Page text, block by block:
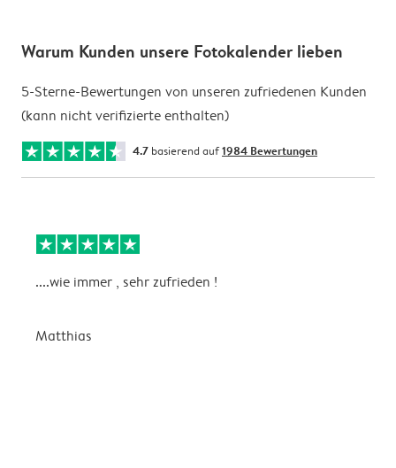
Warum Kunden unsere Fotokalender lieben
5-Sterne-Bewertungen von unseren zufriedenen Kunden
(kann nicht verifizierte enthalten)
4.7 basierend auf1984 Bewertungen
....wie immer , sehr zufrieden !
Matthias